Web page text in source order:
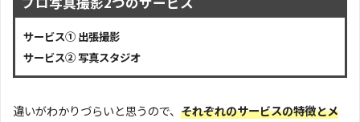
サービス① 出張撮影
サービス② 写真スタジオ
違いがわかりづらいと思うので、 それぞれのサービスの特徴とメ